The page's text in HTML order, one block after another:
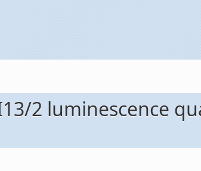
2 luminescence